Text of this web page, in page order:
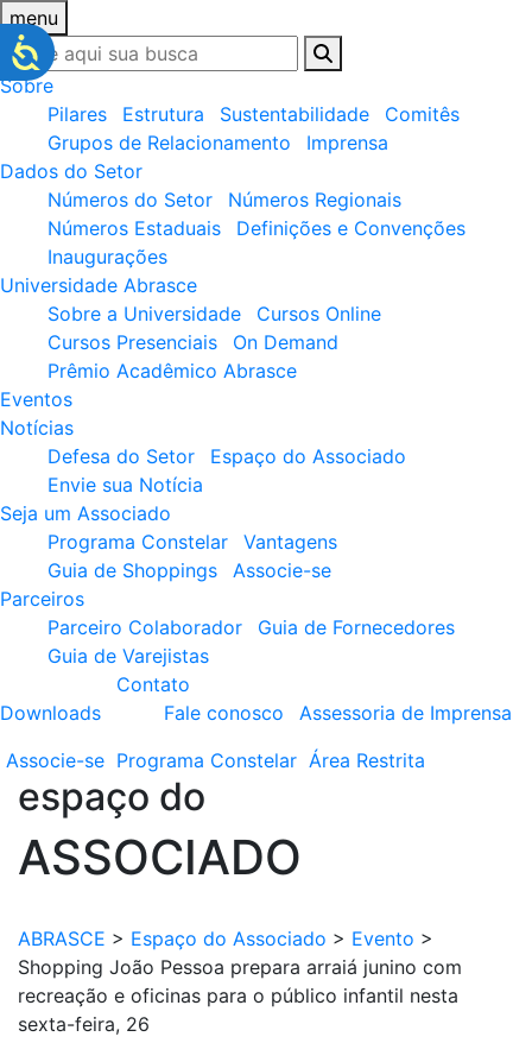
menu
Sobre
Pilares
Estrutura Sustentabilidade
Comitês
Grupos de Relacionamento
Imprensa
Dados do Setor
Números do Setor
Números Regionais
Números Estaduais
Definições e Convenções
Inaugurações
Universidade Abrasce
Sobre a Universidade
Cursos Online
Cursos Presenciais
On Demand
Prêmio Acadêmico Abrasce
Eventos
Notícias
Defesa do Setor
Espaço do Associado
Envie sua Notícia
Seja um Associado
Programa Constelar
Vantagens
Guia de Shoppings
Associe-se
Parceiros
Parceiro Colaborador
Guia de Fornecedores
Guia de Varejistas
Downloads
Contato
Fale conosco
Assessoria de Imprensa
Associe-se Programa Constelar Área Restrita
espaço do
ASSOCIADO
ABRASCE > Espaço do Associado > Evento >
Shopping João Pessoa prepara arraiá junino com
recreação e oficinas para o público infantil nesta
sexta-feira, 26